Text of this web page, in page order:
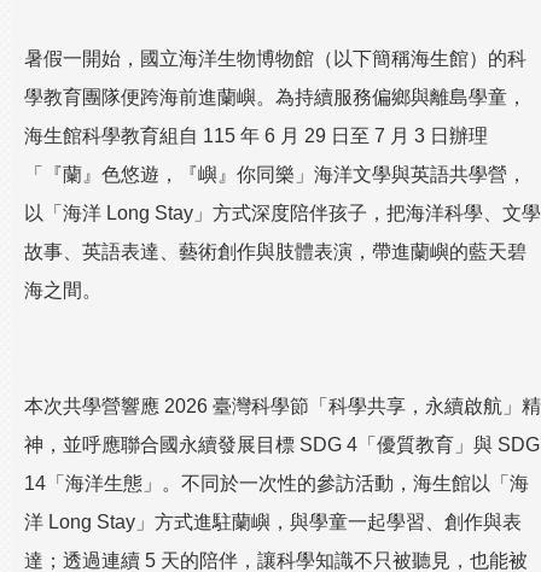
暑假一開始，國立海洋生物博物館（以下簡稱海生館）的科
學教育團隊便跨海前進蘭嶼。為持續服務偏鄉與離島學童，
海生館科學教育組自 115 年 6 月 29 日至 7 月 3 日辦理
「『蘭』色悠遊，『嶼』你同樂」海洋文學與英語共學營，
以「海洋 Long Stay」方式深度陪伴孩子，把海洋科學、文學
故事、英語表達、藝術創作與肢體表演，帶進蘭嶼的藍天碧
海之間。
本次共學營響應 2026 臺灣科學節「科學共享，永續啟航」精
神，並呼應聯合國永續發展目標 SDG 4「優質教育」與 SDG
14「海洋生態」。不同於一次性的參訪活動，海生館以「海
洋 Long Stay」方式進駐蘭嶼，與學童一起學習、創作與表
達；透過連續 5 天的陪伴，讓科學知識不只被聽見，也能被